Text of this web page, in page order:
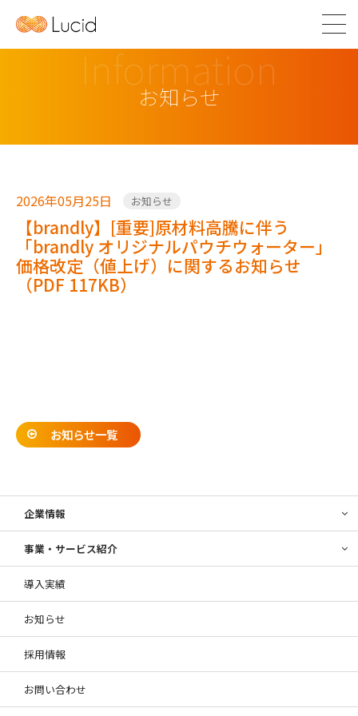
Information
お知らせ
2026年05月25日 お知らせ
【brandly】[重要]原材料高騰に伴う
「brandly オリジナルパウチウォーター」
価格改定（値上げ）に関するお知らせ
（PDF 117KB）
お知らせ一覧
企業情報
事業・サービス紹介
導入実績
お知らせ
採用情報
お問い合わせ